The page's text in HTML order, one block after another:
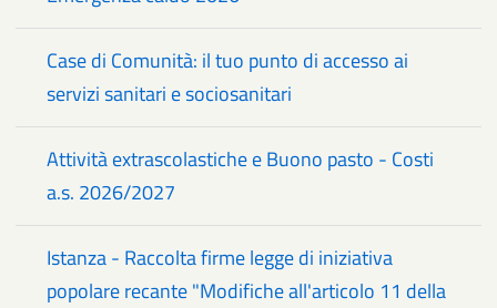
Case di Comunità: il tuo punto di accesso ai
servizi sanitari e sociosanitari
Attività extrascolastiche e Buono pasto - Costi
a.s. 2026/2027
Istanza - Raccolta firme legge di iniziativa
popolare recante "Modifiche all'articolo 11 della